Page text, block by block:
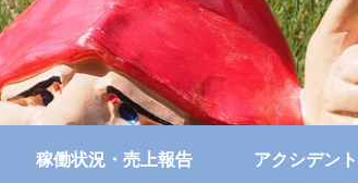
稼働状況・売上報告 アクシデント